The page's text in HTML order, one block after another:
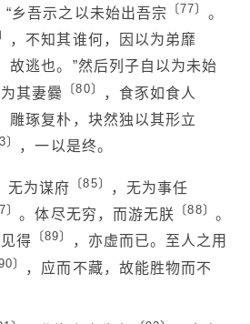
乡吾示之以未始出吾宗
〔77〕 。
，不知其谁何，因以为弟靡
故逃也。”然后列子自以为未始
其妻爨 〔80〕 ，食豕如食人
雕琢复朴，块然独以其形立
〕 ，一以是终。
无为谋府 〔85〕 ，无为事任
〕 。体尽无穷，而游无朕 〔88〕 。
得 〔89〕
，亦虚而已。至人之用
〕
，应而不藏，故能胜物而不